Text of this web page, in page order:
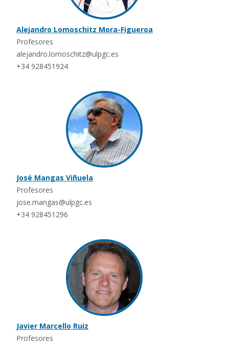
Alejandro Lomoschitz Mora-Figueroa
Profesores
alejandro.lomoschitz@ulpgc.es
+34 928451924
José Mangas Viñuela
Profesores
jose.mangas@ulpgc.es
+34 928451296
Javier Marcello Ruiz
Profesores